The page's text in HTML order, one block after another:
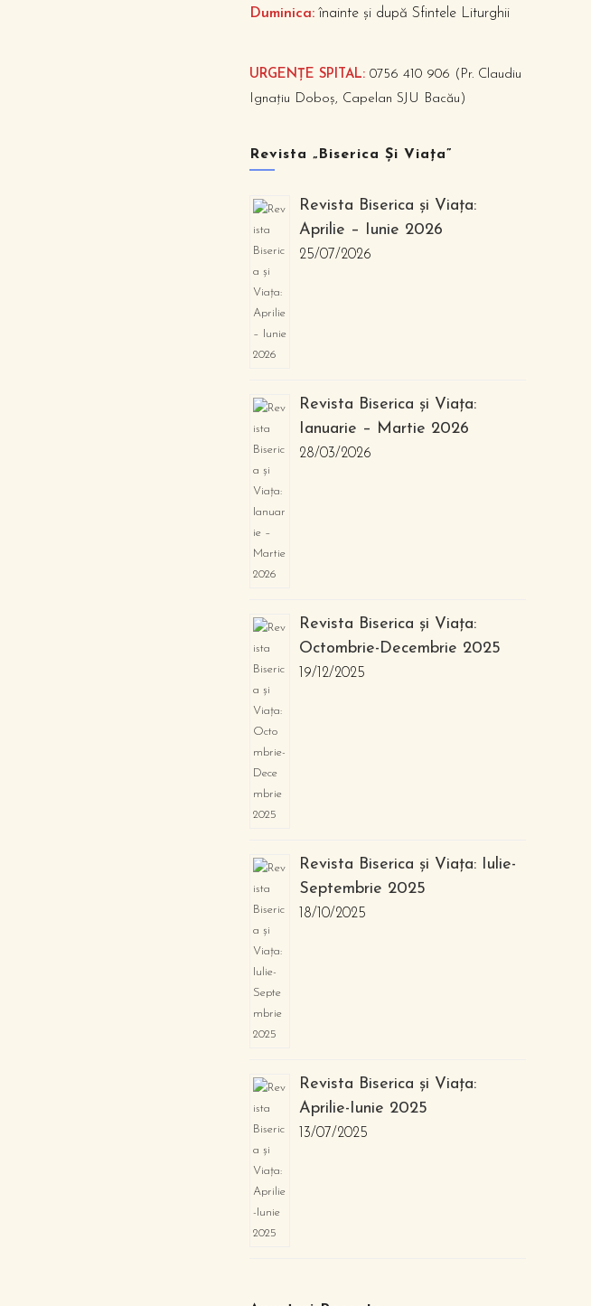
Duminica: înainte și după Sfintele Liturghii
URGENȚE SPITAL: 0756 410 906 (Pr. Claudiu
Ignațiu Doboș, Capelan SJU Bacău)
Revista „Biserica Și Viața”
Revista Biserica și Viața:
Aprilie – Iunie 2026
25/07/2026
Revista Biserica și Viața:
Ianuarie – Martie 2026
28/03/2026
Revista Biserica și Viața:
Octombrie-Decembrie 2025
19/12/2025
Revista Biserica și Viața: Iulie-
Septembrie 2025
18/10/2025
Revista Biserica și Viața:
Aprilie-Iunie 2025
13/07/2025